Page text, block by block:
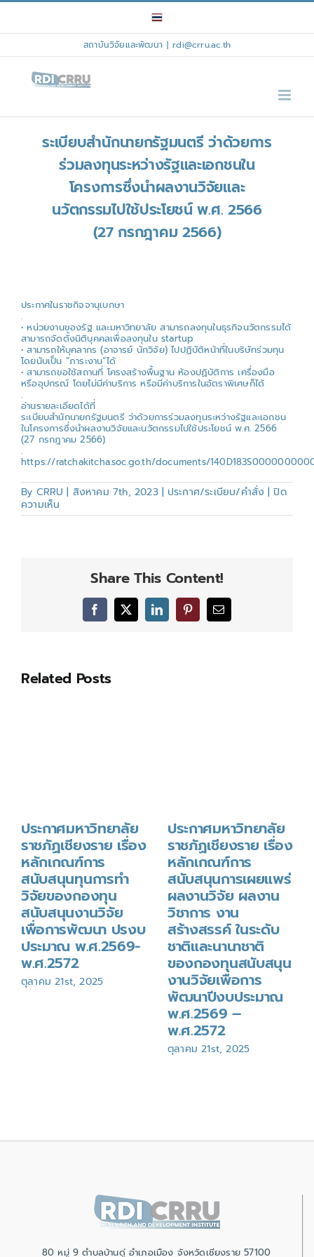
Skip
สถาบันวิจัยและพัฒนา | rdi@crru.ac.th
ระเบียบสำนักนายกรัฐมนตรี ว่าด้วยการ
ร่วมลงทุนระหว่างรัฐและเอกชนใน
โครงการซึ่งนำผลงานวิจัยและ
นวัตกรรมไปใช้ประโยชน์ พ.ศ. 2566
(27 กรกฎาคม 2566)
ประกาศในราชกิจจานุเบกษา
.
• หน่วยงานของรัฐ และมหาวิทยาลัย สามารถลงทุนในธุรกิจนวัตกรรมได้
สามารถจัดตั้งนิติบุคคลเพื่อลงทุนใน startup
• สามารถให้บุคลากร (อาจารย์ นักวิจัย) ไปปฏิบัติหน้าที่ในบริษัทร่วมทุน
โดยนับเป็น “ภาระงาน”ได้
• สามารถขอใช้สถานที่ โครงสร้างพื้นฐาน ห้องปฏิบัติการ เครื่องมือ
หรืออุปกรณ์ โดยไม่มีค่าบริการ หรือมีค่าบริการในอัตราพิเศษก็ได้
.
อ่านรายละเอียดได้ที่
ระเบียบสำนักนายกรัฐมนตรี ว่าด้วยการร่วมลงทุนระหว่างรัฐและเอกชน
ในโครงการซึ่งนำผลงานวิจัยและนวัตกรรมไปใช้ประโยชน์ พ.ศ. 2566
(27 กรกฎาคม 2566)
.
https://ratchakitcha.soc.go.th/documents/
By CRRU | สิงหาคม 7th, 2023 | ประกาศ/ระเบียบ/คำสั่ง | ปิด
ความเห็น
ระเบียบ
ลงทุน
ใน
ประโยชน์
พ.ศ.
2566
(27
กรกฎาคม
2566)
Share This Content!
Facebook
X LinkedInPinterestEmail
Related Posts
ประกาศมหาวิทยาลัย
ราชภัฏเชียงราย เรื่อง
หลักเกณฑ์การ
สนับสนุนทุนการทำ
วิจัยของกองทุน
สนับสนุนงานวิจัย
เพื่อการพัฒนา ปรงบ
ประมาณ พ.ศ.2569-
พ.ศ.2572
ตุลาคม 21st, 2025
ประกาศมหาวิทยาลัย
ราชภัฏเชียงราย เรื่อง
หลักเกณฑ์การ
สนับสนุนการเผยแพร่
ผลงานวิจัย ผลงาน
วิชาการ งาน
สร้างสรรค์ ในระดับ
ชาติและนานาชาติ
ของกองทุนสนับสนุน
งานวิจัยเพื่อการ
พัฒนาปีงบประมาณ
พ.ศ.2569 –
พ.ศ.2572
ตุลาคม 21st, 2025
80 หมู่ 9 ตำบลบ้านดู่ อำเภอเมือง จังหวัดเชียงราย 57100